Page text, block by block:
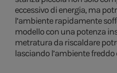
eccessivo di energia, ma
l’ambiente rapidamente
modello con una potenza
metratura da riscaldare
lasciando l’ambiente